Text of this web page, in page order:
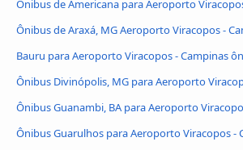
Ônibus de Americana para Aeroporto
Ônibus de Araxá, MG Aeroporto Viracopos -
Bauru para Aeroporto Viracopos - Campinas
Ônibus Divinópolis, MG para Aeroporto
Ônibus Guanambi, BA para Aeroporto
Ônibus Guarulhos para Aeroporto Viracopos -